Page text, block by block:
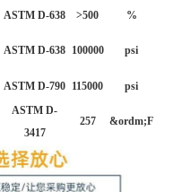
ASTM D-638 >500
%
ASTM D-638 100000 psi
ASTM D-790 115000 psi
ASTM D-
3417
257 &ordm;F